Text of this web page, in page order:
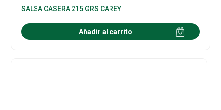
SALSA CASERA 215 GRS CAREY
Añadir al carrito